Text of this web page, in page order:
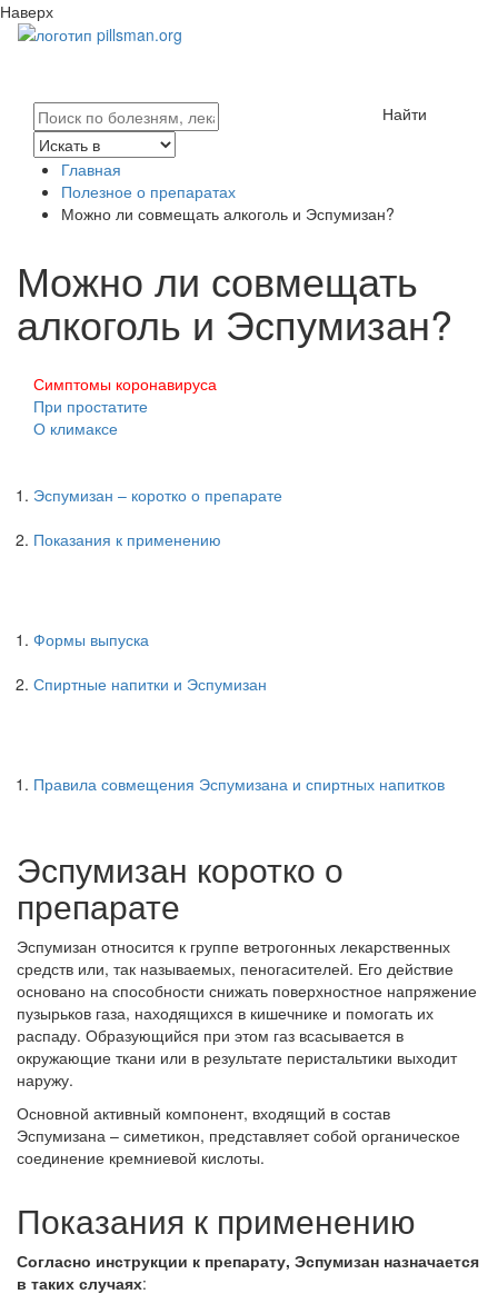
Наверх
Найти
Главная
Полезное о препаратах
Можно ли совмещать алкоголь и Эспумизан?
Можно ли совмещать
алкоголь и Эспумизан?
Симптомы коронавируса
При простатите
О климаксе
Эспумизан – коротко о препарате
Показания к применению
Формы выпуска
Спиртные напитки и Эспумизан
Правила совмещения Эспумизана и спиртных напитков
Эспумизан коротко о
препарате
Эспумизан относится к группе ветрогонных лекарственных
средств или, так называемых, пеногасителей. Его действие
основано на способности снижать поверхностное напряжение
пузырьков газа, находящихся в кишечнике и помогать их
распаду. Образующийся при этом газ всасывается в
окружающие ткани или в результате перистальтики выходит
наружу.
Основной активный компонент, входящий в состав
Эспумизана – симетикон, представляет собой органическое
соединение кремниевой кислоты.
Показания к применению
Согласно инструкции к препарату, Эспумизан назначается
в таких случаях: